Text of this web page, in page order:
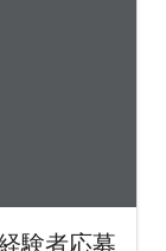
験者応募